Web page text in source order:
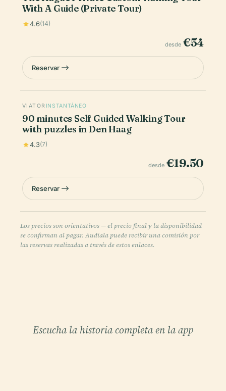
With A Guide (Private Tour)
4.6(14)
desde €54
Reservar
VIATOR INSTANTÁNEO
90 minutes Self Guided Walking Tour
with puzzles in Den Haag
4.3(7)
desde €19.50
Reservar
Los precios son orientativos — el precio final y la disponibilidad
se confirman al pagar. Audiala puede recibir una comisión por
las reservas realizadas a través de estos enlaces.
Escucha la historia completa en la app